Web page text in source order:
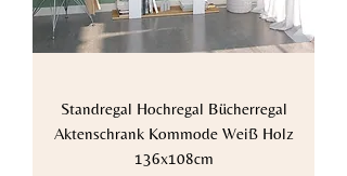
Standregal Hochregal Bücherregal
Aktenschrank Kommode Weiß Holz
136x108cm